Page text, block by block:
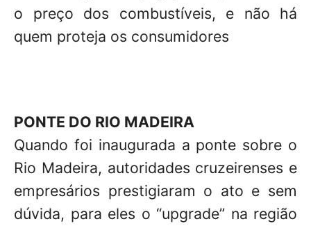
o preço dos combustíveis, e não há
quem proteja os consumidores
PONTE DO RIO MADEIRA
Quando foi inaugurada a ponte sobre o
Rio Madeira, autoridades cruzeirenses e
empresários prestigiaram o ato e sem
dúvida, para eles o “upgrade” na região